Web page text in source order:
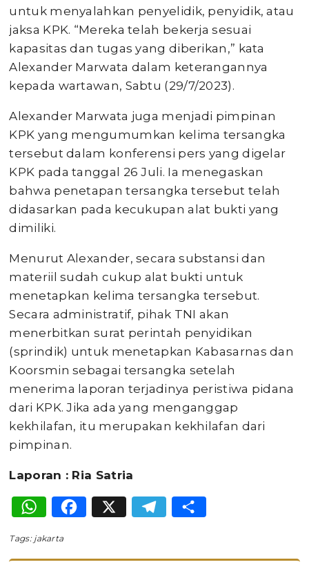
untuk menyalahkan penyelidik, penyidik, atau
jaksa KPK. “Mereka telah bekerja sesuai
kapasitas dan tugas yang diberikan,” kata
Alexander Marwata dalam keterangannya
kepada wartawan, Sabtu (29/7/2023).
Alexander Marwata juga menjadi pimpinan
KPK yang mengumumkan kelima tersangka
tersebut dalam konferensi pers yang digelar
KPK pada tanggal 26 Juli. Ia menegaskan
bahwa penetapan tersangka tersebut telah
didasarkan pada kecukupan alat bukti yang
dimiliki.
Menurut Alexander, secara substansi dan
materiil sudah cukup alat bukti untuk
menetapkan kelima tersangka tersebut.
Secara administratif, pihak TNI akan
menerbitkan surat perintah penyidikan
(sprindik) untuk menetapkan Kabasarnas dan
Koorsmin sebagai tersangka setelah
menerima laporan terjadinya peristiwa pidana
dari KPK. Jika ada yang menganggap
kekhilafan, itu merupakan kekhilafan dari
pimpinan.
Laporan : Ria Satria
WhatsApp
Facebook
X Telegram
Tags: jakarta